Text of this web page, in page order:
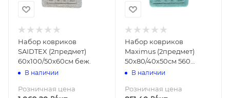
Набор ковриков
SAIDTEX (2предмет)
60х100/50х60см беж.
В наличии
Розничная цена
Набор ковриков
Maximus (2предмет)
50х80/40х50см 560
голубой
В наличии
Розничная цена